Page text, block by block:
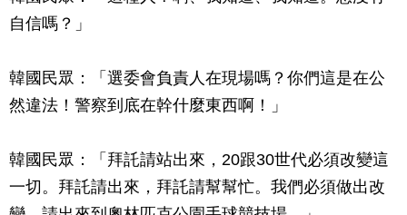
自信嗎？」
韓國民眾：「選委會負責人在現場嗎？你們這是在公
然違法！警察到底在幹什麼東西啊！」
韓國民眾：「拜託請站出來，20跟30世代必須改變這
一切。拜託請出來，拜託請幫幫忙。我們必須做出改